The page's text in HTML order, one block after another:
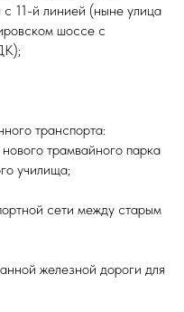
11-й линией (ныне улица
шоссе с
транспорта:
трамвайного парка
училища;
сети между старым
железной дороги для